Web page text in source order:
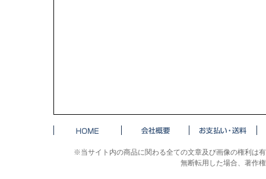
※当サイト内の商品に関わる全ての文章及び画像の権利は
無断転用した場合、著作